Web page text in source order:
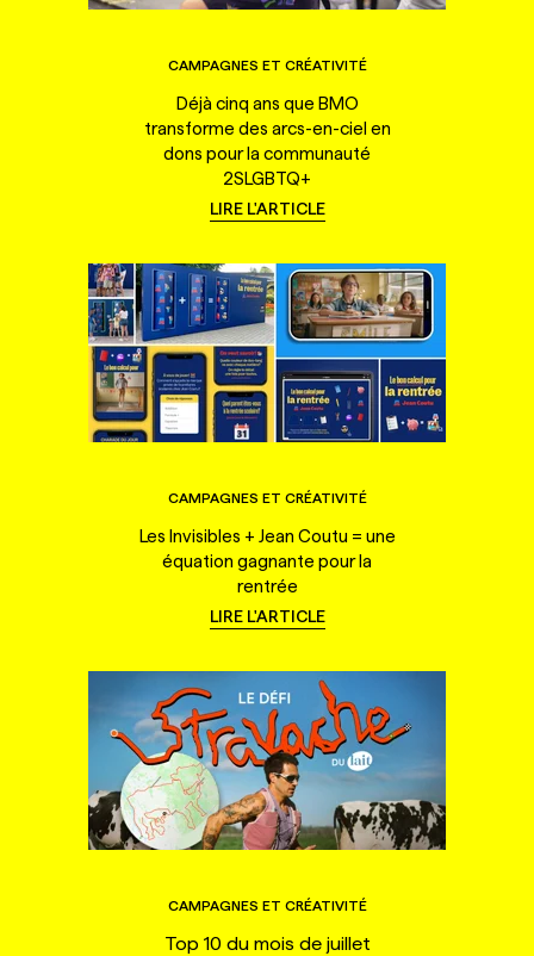
CAMPAGNES ET CRÉATIVITÉ
Déjà cinq ans que BMO
transforme des arcs-en-ciel en
dons pour la communauté
2SLGBTQ+
LIRE L'ARTICLE
CAMPAGNES ET CRÉATIVITÉ
Les Invisibles + Jean Coutu = une
équation gagnante pour la
rentrée
LIRE L'ARTICLE
CAMPAGNES ET CRÉATIVITÉ
Top 10 du mois de juillet